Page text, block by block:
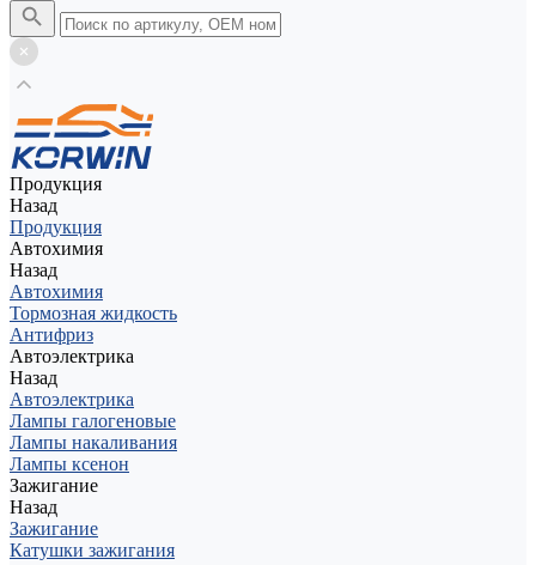
Продукция
Назад
Продукция
Автохимия
Назад
Автохимия
Тормозная жидкость
Антифриз
Автоэлектрика
Назад
Автоэлектрика
Лампы галогеновые
Лампы накаливания
Лампы ксенон
Зажигание
Назад
Зажигание
Катушки зажигания